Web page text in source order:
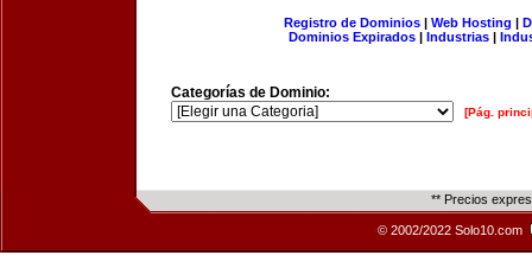
Registro de Dominios| Web Hosting |
Dominios Expirados | Industrias |
Categorías de Dominio:
[Pág.
** Precios
© 2002/2022 Solo10.com